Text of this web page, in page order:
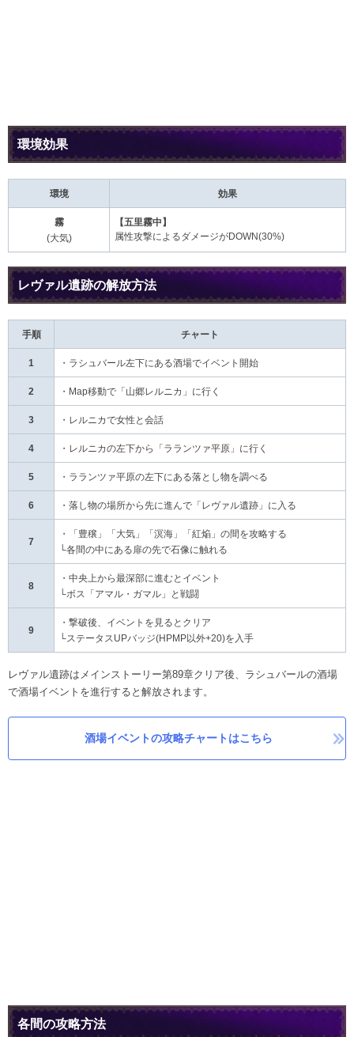
環境効果
環境 効果
霧
(大気)
【五里霧中】
属性攻撃によるダメージがDOWN(30%)
レヴァル遺跡の解放方法
手順 チャート
1 ・ラシュバール左下にある酒場でイベント開始
2 ・Map移動で「山郷レルニカ」に行く
3 ・レルニカで女性と会話
4 ・レルニカの左下から「ラランツァ平原」に行く
5 ・ラランツァ平原の左下にある落とし物を調べる
6 ・落し物の場所から先に進んで「レヴァル遺跡」に入る
7
・「豊穣」「大気」「溟海」「紅焔」の間を攻略する
└各間の中にある扉の先で石像に触れる
8
・中央上から最深部に進むとイベント
└ボス「アマル・ガマル」と戦闘
9
・撃破後、イベントを見るとクリア
└ステータスUPバッジ(HPMP以外+20)を入手
レヴァル遺跡はメインストーリー第89章クリア後、ラシュバールの酒場
で酒場イベントを進行すると解放されます。
酒場イベントの攻略チャートはこちら
各間の攻略方法